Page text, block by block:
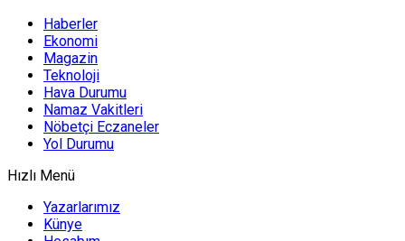
Haberler
Ekonomi
Magazin
Teknoloji
Hava Durumu
Namaz Vakitleri
Nöbetçi Eczaneler
Yol Durumu
Hızlı Menü
Yazarlarımız
Künye